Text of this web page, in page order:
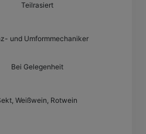
Teilrasiert
und Umformmechaniker
Bei Gelegenheit
Weißwein, Rotwein